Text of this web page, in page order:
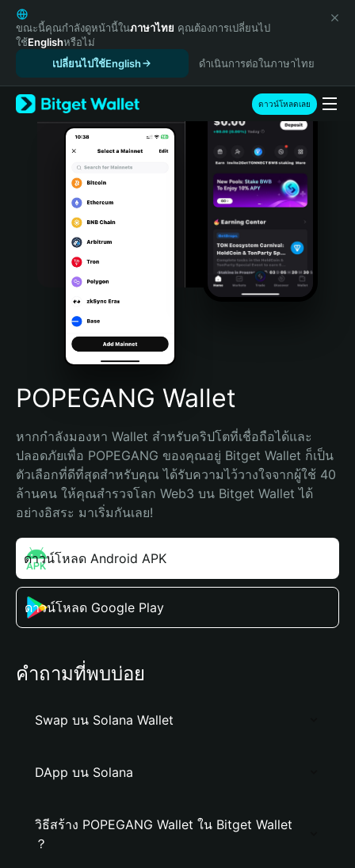
English
日本語
Tiếng Việt
Español (Latinoamérica)
Türkçe
Italiano
Português (Portugal)
Bahasa Indonesia
Português (Brasil)
Español (Argentina)
ขณะนี้คุณกำลังดูหน้านี้ในภาษาไทย คุณต้องการเปลี่ยนไป
ใช้Englishหรือไม่
เปลี่ยนไปใช้English
ดำเนินการต่อในภาษาไทย
ดาวน์โหลดเลย
POPEGANG Wallet
หากกำลังมองหา Wallet สำหรับคริปโตที่เชื่อถือได้และ
ปลอดภัยเพื่อ POPEGANG ของคุณอยู่ Bitget Wallet ก็เป็น
ตัวเลือกที่ดีที่สุดสำหรับคุณ ได้รับความไว้วางใจจากผู้ใช้ 40
ล้านคน ให้คุณสำรวจโลก Web3 บน Bitget Wallet ได้
อย่างอิสระ มาเริ่มกันเลย!
ดาวน์โหลด Android APK
ดาวน์โหลด Google Play
คำถามที่พบบ่อย
Swap บน Solana Wallet
DApp บน Solana
วิธีสร้าง POPEGANG Wallet ใน Bitget Wallet
？